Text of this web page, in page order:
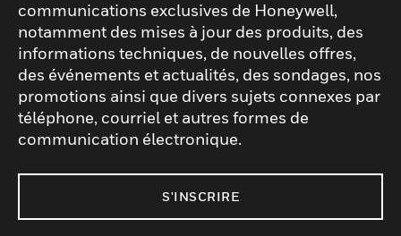
communications exclusives de Honeywell,
notamment des mises à jour des produits, des
informations techniques, de nouvelles offres,
des événements et actualités, des sondages, nos
promotions ainsi que divers sujets connexes par
téléphone, courriel et autres formes de
communication électronique.
S'INSCRIRE